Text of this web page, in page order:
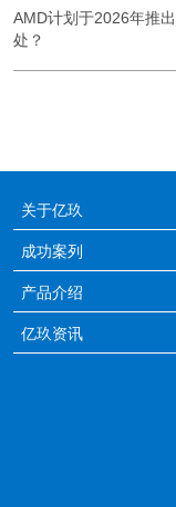
AMD计划于2026年推
处？
关于亿玖
公司简介
品牌特色
发展历程
成功案列
医疗行业
金融保险
产品介绍
边缘工控服务器
亿玖资讯